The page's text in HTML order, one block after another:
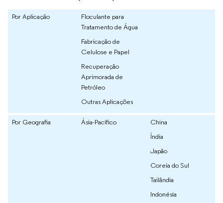
Por Aplicação
Floculante para
Tratamento de Água
Fabricação de
Celulose e Papel
Recuperação
Aprimorada de
Petróleo
Outras Aplicações
Por Geografia Ásia-Pacífico
China
Índia
Japão
Coreia do Sul
Tailândia
Indonésia